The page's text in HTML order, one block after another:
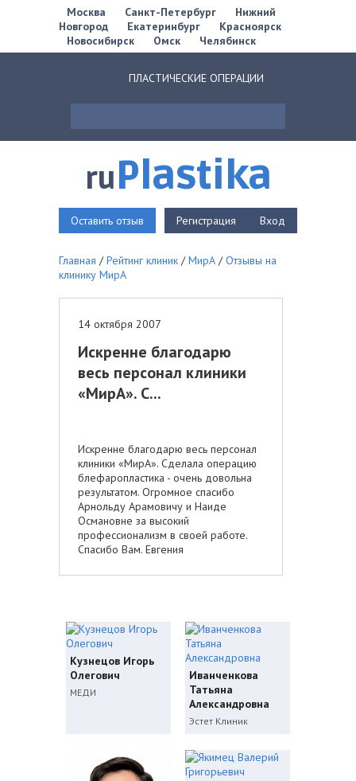
Москва Санкт-Петербург
Нижний
Новгород
Екатеринбург
Красноярск
Новосибирск
Омск Челябинск
ПЛАСТИЧЕСКИЕ ОПЕРАЦИИ
ruPlastika
Оставить отзыв Регистрация Вход
Главная /Рейтинг клиник /МирА /Отзывы на
клинику МирА
14 октября 2007
Искренне благодарю
весь персонал клиники
«МирА». С...
Искренне благодарю весь персонал
клиники «МирА». Сделала операцию
блефаропластика - очень довольна
результатом. Огромное спасибо
Арнольду Арамовичу и Наиде
Османовне за высокий
профессионализм в своей работе.
Спасибо Вам. Евгения
Кузнецов Игорь
Олегович
МЕДИ
Иванченкова
Татьяна
Александровна
Эстет Клиник